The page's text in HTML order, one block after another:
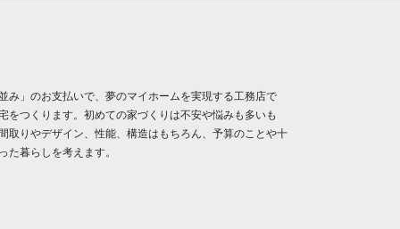
み」のお支払いで、夢のマイホームを実現する工務店で
つくります。初めての家づくりは不安や悩みも多いも
取りやデザイン、性能、構造はもちろん、予算のことや十
暮らしを考えます。